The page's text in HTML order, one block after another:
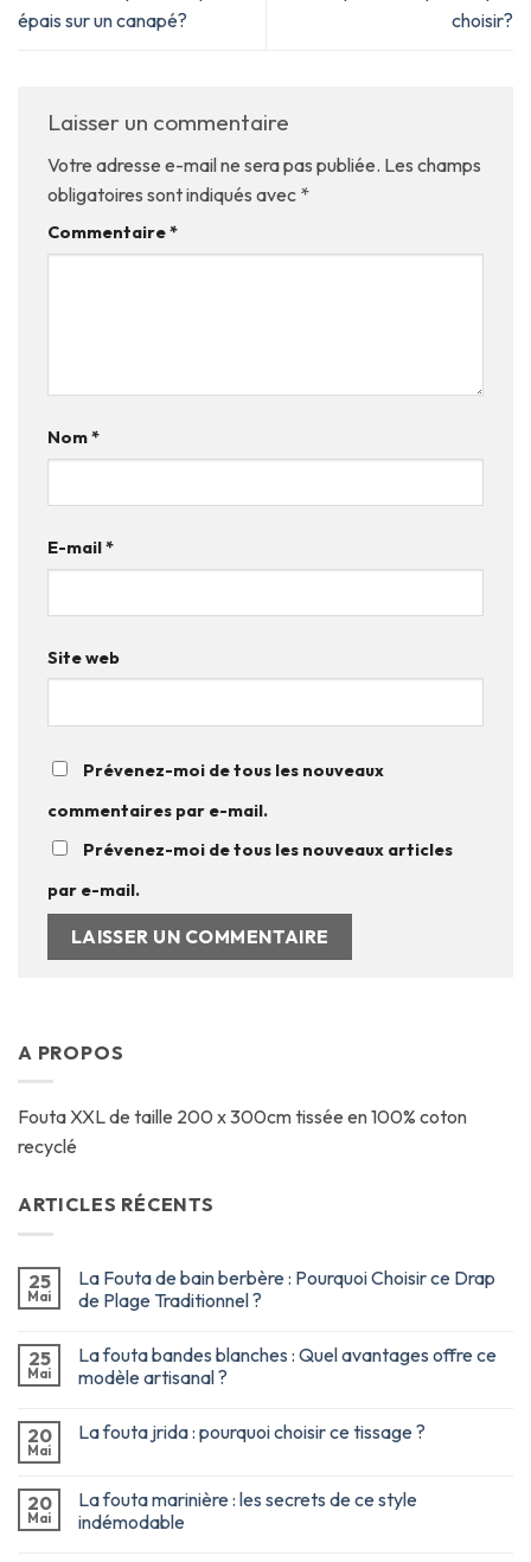
épais sur un canapé?
choisir?
Laisser un commentaire
Votre adresse e-mail ne sera pas publiée. Les champs
obligatoires sont indiqués avec *
Commentaire*
Nom*
E-mail*
Site web
Prévenez-moi de tous les nouveaux
commentaires par e-mail.
Prévenez-moi de tous les nouveaux articles
par e-mail.
A PROPOS
Fouta XXL de taille 200 x 300cm tissée en 100% coton
recyclé
ARTICLES RÉCENTS
25
Mai
La Fouta de bain berbère : Pourquoi Choisir ce Drap
de Plage Traditionnel ?
25
Mai
La fouta bandes blanches : Quel avantages offre ce
modèle artisanal ?
20
Mai
La fouta jrida : pourquoi choisir ce tissage ?
20
Mai
La fouta marinière : les secrets de ce style
indémodable